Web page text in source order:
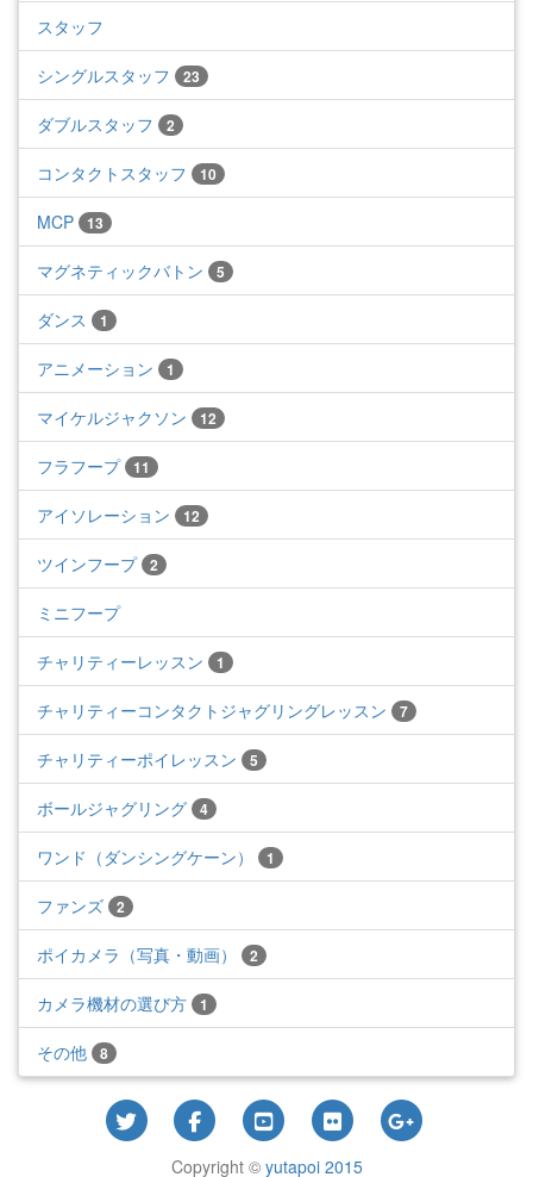
スタッフ
シングルスタッフ 23
ダブルスタッフ 2
コンタクトスタッフ 10
MCP 13
マグネティックバトン 5
ダンス 1
アニメーション 1
マイケルジャクソン 12
フラフープ 11
アイソレーション 12
ツインフープ 2
ミニフープ
チャリティーレッスン 1
チャリティーコンタクトジャグリングレッスン 7
チャリティーポイレッスン 5
ボールジャグリング 4
ワンド（ダンシングケーン） 1
ファンズ 2
ポイカメラ（写真・動画） 2
カメラ機材の選び方 1
その他 8
Copyright © yutapoi 2015